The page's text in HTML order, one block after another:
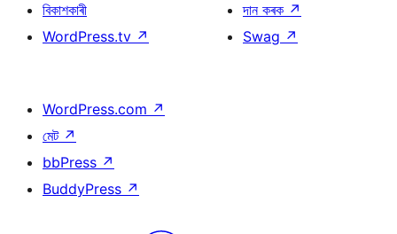
বিকাশকাৰী
WordPress.tv ↗
দান কৰক ↗
Swag ↗
WordPress.com ↗
মেট ↗
bbPress ↗
BuddyPress ↗